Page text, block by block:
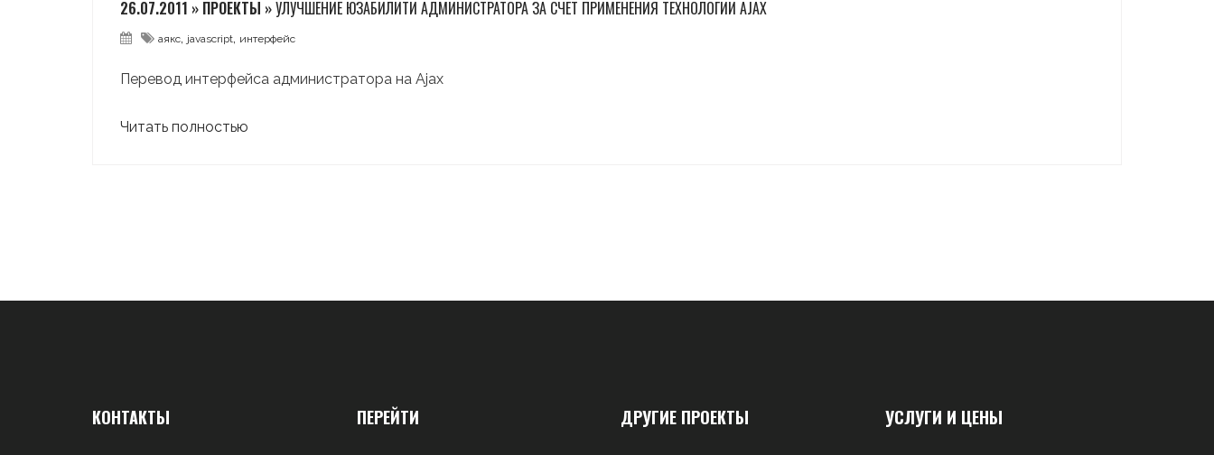
26.07.2011 » ПРОЕКТЫ »УЛУЧШЕНИЕ ЮЗАБИЛИТИ АДМИНИСТРАТОРА ЗА СЧЕТ ПРИМЕНЕНИЯ ТЕХНОЛОГИИ AJAX
аякс, javascript, интерфейс
Перевод интерфейса администратора на Ajax
Читать полностью
КОНТАКТЫ ПЕРЕЙТИ ДРУГИЕ ПРОЕКТЫ УСЛУГИ И ЦЕНЫ